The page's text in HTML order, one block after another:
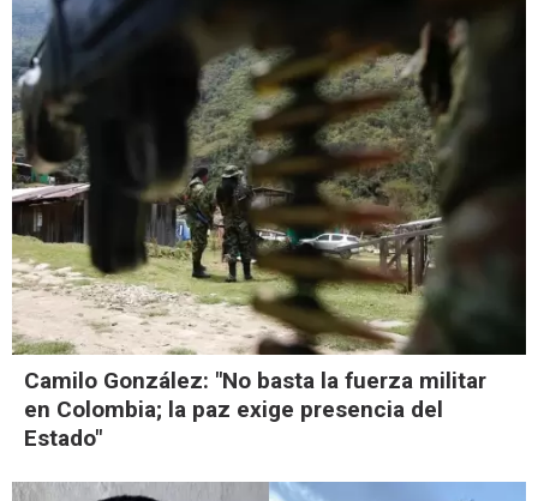
Camilo González: "No basta la fuerza militar
en Colombia; la paz exige presencia del
Estado"